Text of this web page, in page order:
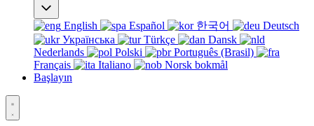
English Español 한국어
Deutsch
Українська
Türkçe
Dansk
Nederlands
Polski
Português (Brasil)
Français
Italiano
Norsk bokmål
Başlayın